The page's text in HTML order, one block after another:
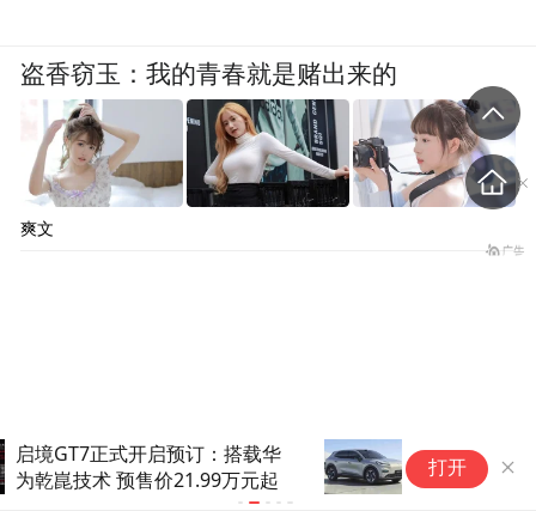
全新深蓝S05：11.59万元，买
激光雷达？不行，加钱上高配
打开
盗香窃玉：我的青春就是赌出来的
爽文